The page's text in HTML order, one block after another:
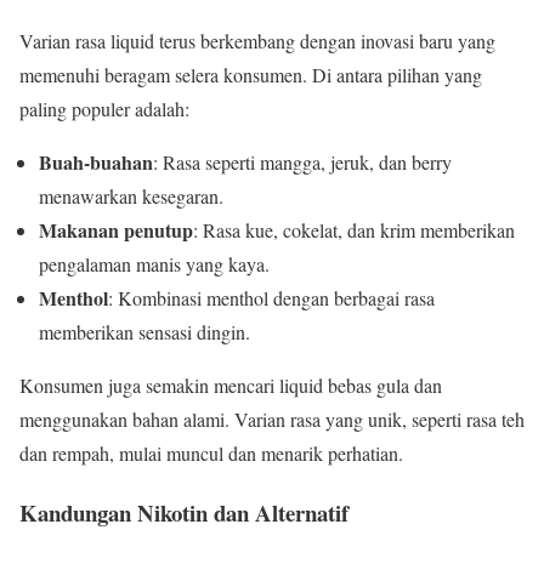
Varian rasa liquid terus berkembang dengan inovasi baru yang
memenuhi beragam selera konsumen. Di antara pilihan yang
paling populer adalah:
Buah-buahan: Rasa seperti mangga, jeruk, dan berry
menawarkan kesegaran.
Makanan penutup: Rasa kue, cokelat, dan krim memberikan
pengalaman manis yang kaya.
Menthol: Kombinasi menthol dengan berbagai rasa
memberikan sensasi dingin.
Konsumen juga semakin mencari liquid bebas gula dan
menggunakan bahan alami. Varian rasa yang unik, seperti rasa teh
dan rempah, mulai muncul dan menarik perhatian.
Kandungan Nikotin dan Alternatif